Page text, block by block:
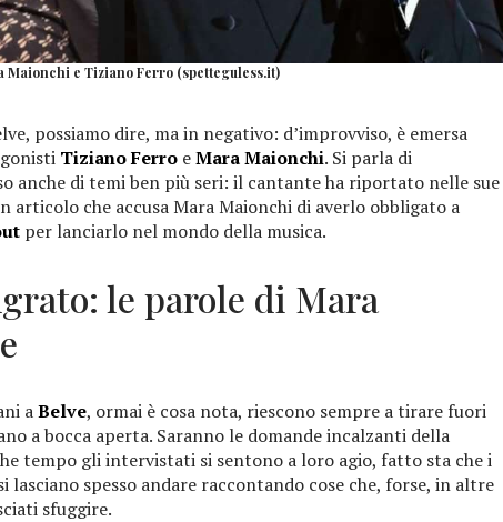
Maionchi e Tiziano Ferro (spetteguless.it)
possiamo dire, ma in negativo: d’improvviso, è emersa
Tiziano Ferro eMara Maionchi. Si parla di
anche di temi ben più seri: il cantante ha riportato nelle sue
che accusa Mara Maionchi di averlo obbligato a
per lanciarlo nel mondo della musica.
le parole di Mara
aBelve, ormai è cosa nota, riescono sempre a tirare fuori
a bocca aperta. Saranno le domande incalzanti della
tempo gli intervistati si sentono a loro agio, fatto sta che i
spesso andare raccontando cose che, forse, in altre
sfuggire.